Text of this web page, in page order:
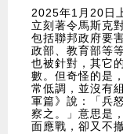
2025年1月20日
立刻著令馬斯克
包括聯邦政府要
政部、教育部等
也被針對，其它
數。但奇怪的是
常低調，並沒有
軍篇》說：「兵
察之。」意思是
面應戰，卻又不